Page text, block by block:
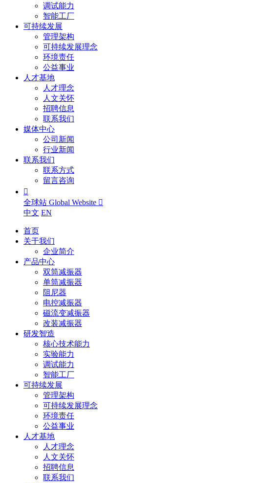
调试能力
智能工厂
可持续发展
管理架构
可持续发展理念
环境责任
公益事业
人才基地
人才理念
人文关怀
招聘信息
联系我们
媒体中心
公司新闻
行业新闻
联系我们
联系方式
留言咨询

全球站 Global Website 
中文 EN
首页
关于我们
企业简介
产品中心
双筒减振器
单筒减振器
阻尼器
电控减振器
磁流变减振器
改装减振器
研发智造
核心技术能力
实验能力
调试能力
智能工厂
可持续发展
管理架构
可持续发展理念
环境责任
公益事业
人才基地
人才理念
人文关怀
招聘信息
联系我们